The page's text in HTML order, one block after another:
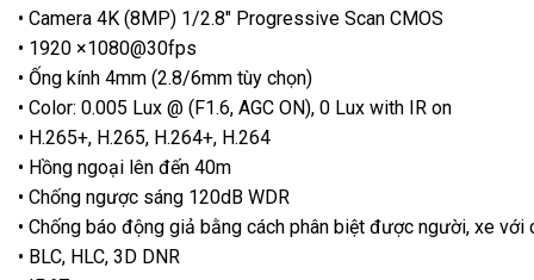
• Camera 4K (8MP) 1/2.8″ Progressive Scan CMOS
• 1920 ×1080@30fps
• Ống kính 4mm (2.8/6mm tùy chọn)
• Color: 0.005 Lux @ (F1.6, AGC ON), 0 Lux with IR on
• H.265+, H.265, H.264+, H.264
• Hồng ngoại lên đến 40m
• Chống ngược sáng 120dB WDR
• Chống báo động giả bằng cách phân biệt được người, xe
• BLC, HLC, 3D DNR